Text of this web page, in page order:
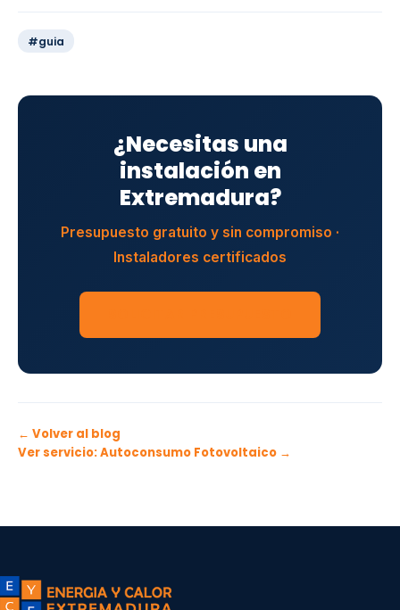
#guia
¿Necesitas una
instalación en
Extremadura?
Presupuesto gratuito y sin compromiso ·
Instaladores certificados
← Volver al blog
Ver servicio: Autoconsumo Fotovoltaico →